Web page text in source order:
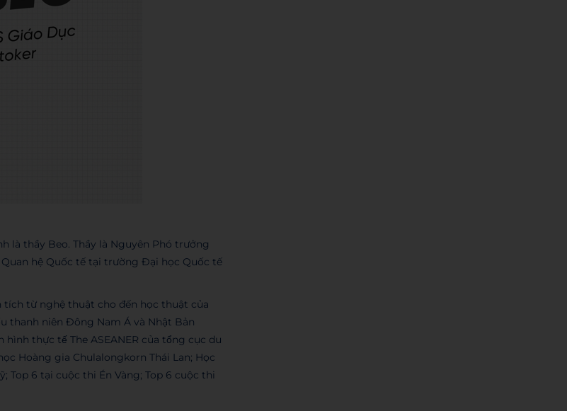
là thầy Beo. Thầy là Nguyên Phó trưởng
hệ Quốc tế tại trường Đại học Quốc tế
tích từ nghệ thuật cho đến học thuật của
thanh niên Đông Nam Á và Nhật Bản
thực tế The ASEANER của tổng cục du
Hoàng gia Chulalongkorn Thái Lan; Học
Top 6 tại cuộc thi Én Vàng; Top 6 cuộc thi